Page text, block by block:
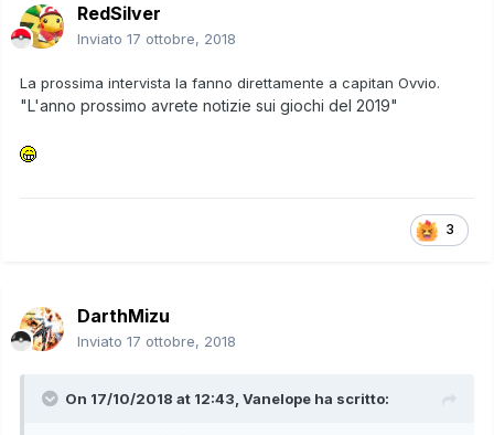
RedSilver
Inviato 17 ottobre, 2018
La prossima intervista la fanno direttamente a capitan Ovvio.
"L'anno prossimo avrete notizie sui giochi del 2019"
3
DarthMizu
Inviato 17 ottobre, 2018
On 17/10/2018 at 12:43, Vanelope ha scritto: